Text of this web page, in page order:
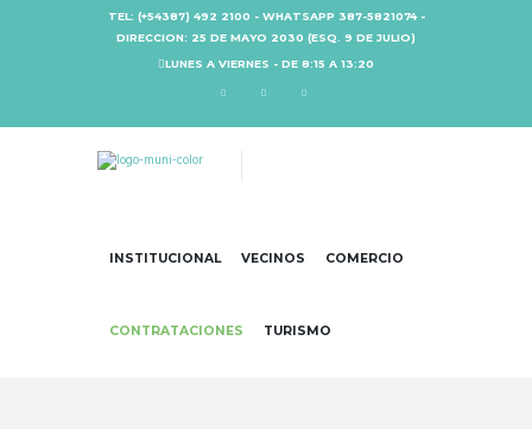
TEL: (+54387) 492 2100 - WHATSAPP 387-5821074 -
DIRECCION: 25 DE MAYO 2030 (ESQ. 9 DE JULIO)
LUNES A VIERNES - DE 8:15 A 13:20
INSTITUCIONAL VECINOS COMERCIO
CONTRATACIONES TURISMO